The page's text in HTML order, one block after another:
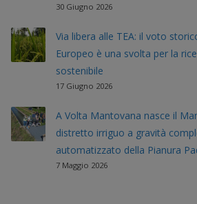
30 Giugno 2026
Via libera alle TEA: il voto
Europeo è una svolta per la
sostenibile
17 Giugno 2026
A Volta Mantovana nasce il
distretto irriguo a gravità
automatizzato della Pianura
7 Maggio 2026